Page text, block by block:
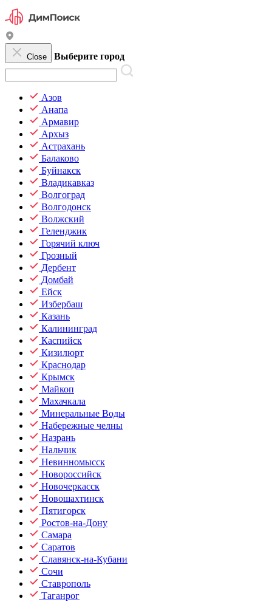
Close Выберите город
Азов
Анапа
Армавир
Архыз
Астрахань
Балаково
Буйнакск
Владикавказ
Волгоград
Волгодонск
Волжский
Геленджик
Горячий ключ
Грозный
Дербент
Домбай
Ейск
Избербаш
Казань
Калининград
Каспийск
Кизилюрт
Краснодар
Крымск
Майкоп
Махачкала
Минеральные Воды
Набережные челны
Назрань
Нальчик
Невинномысск
Новороссийск
Новочеркасск
Новошахтинск
Пятигорск
Ростов-на-Дону
Самара
Саратов
Славянск-на-Кубани
Сочи
Ставрополь
Таганрог